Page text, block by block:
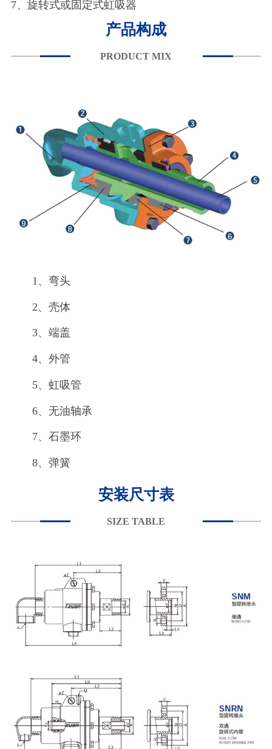
7、旋转式或固定式虹吸器
产品构成
PRODUCT MIX
1、弯头
2、壳体
3、端盖
4、外管
5、虹吸管
6、无油轴承
7、石墨环
8、弹簧
安装尺寸表
SIZE TABLE